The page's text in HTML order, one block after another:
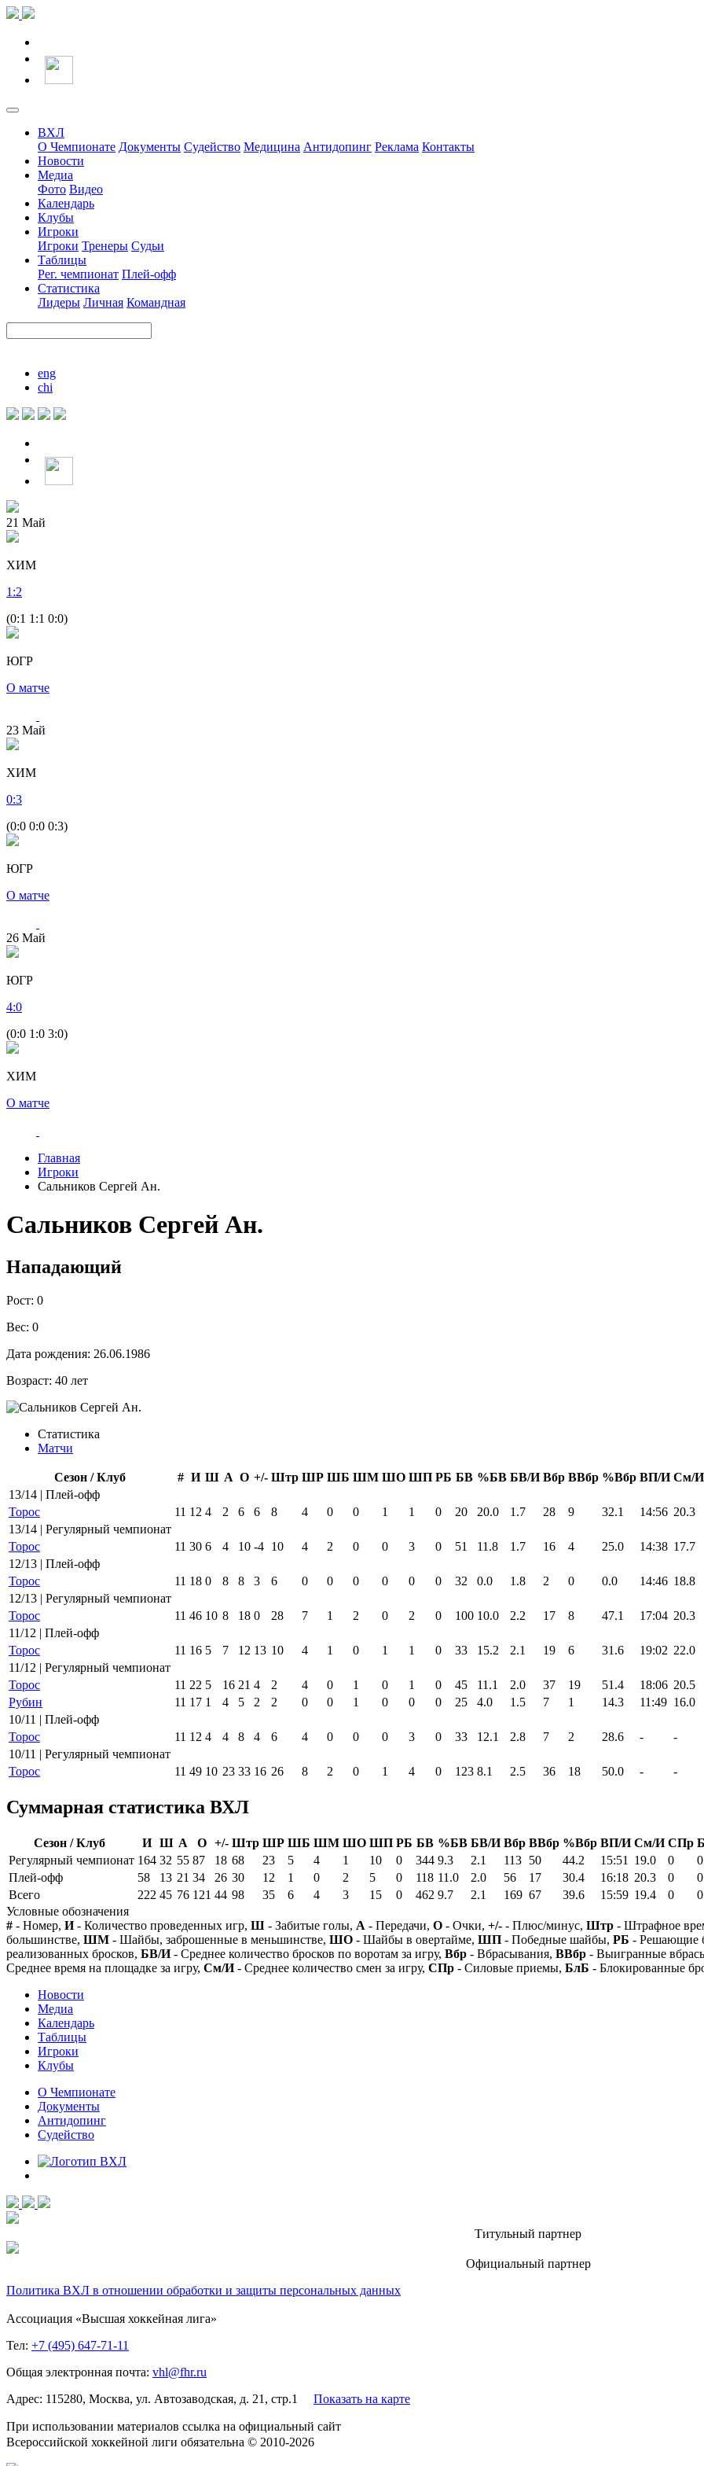
ВХЛ
О Чемпионате Документы Судейство Медицина Антидопинг Реклама Контакты
Новости
Медиа
Фото Видео
Календарь
Клубы
Игроки
Игроки Тренеры Судьи
Таблицы
Рег. чемпионат Плей-офф
Статистика
Лидеры Личная Командная
eng
chi
21 Май
ХИМ
1 :2
(0:1 1:1 0:0)
ЮГР
О матче
23 Май
ХИМ
0:3
(0:0 0:0 0:3)
ЮГР
О матче
26 Май
ЮГР
4:0
(0:0 1:0 3:0)
ХИМ
О матче
Главная
Игроки
Сальников Сергей Ан.
Сальников Сергей Ан.
Нападающий
Рост: 0
Вес: 0
Дата рождения: 26.06.1986
Возраст: 40 лет
Статистика
Матчи
Сезон / Клуб # И Ш А О +/- Штр ШР ШБ ШМ ШО ШП РБ БВ %БВ БВ/И Вбр ВВбр %Вбр ВП/И См/И
13/14 | Плей-офф
Торос
11 12 4 2 6 6 8 4 0 0 1 1 0 20 20.0 1.7 28 9 32.1 14:56 20.3
13/14 | Регулярный чемпионат
Торос
11 30 6 4 10 -4 10 4 2 0 0 3 0 51 11.8 1.7 16 4 25.0 14:38 17.7
12/13 | Плей-офф
Торос
11 18 0 8 8 3 6 0 0 0 0 0 0 32 0.0 1.8 2 0 0.0 14:46 18.8
12/13 | Регулярный чемпионат
Торос
11 46 10 8 18 0 28 7 1 2 0 2 0 100 10.0 2.2 17 8 47.1 17:04 20.3
11/12 | Плей-офф
Торос
11 16 5 7 12 13 10 4 1 0 1 1 0 33 15.2 2.1 19 6 31.6 19:02 22.0
11/12 | Регулярный чемпионат
Торос
11 22 5 16 21 4 2 4 0 1 0 1 0 45 11.1 2.0 37 19 51.4 18:06 20.5
Рубин
11 17 1 4 5 2 2 0 0 1 0 0 0 25 4.0 1.5 7 1 14.3 11:49 16.0
10/11 | Плей-офф
Торос
11 12 4 4 8 4 6 4 0 0 0 3 0 33 12.1 2.8 7 2 28.6 - -
10/11 | Регулярный чемпионат
Торос
11 49 10 23 33 16 26 8 2 0 1 4 0 123 8.1 2.5 36 18 50.0 - -
Суммарная статистика ВХЛ
Сезон / Клуб И Ш А О +/- Штр ШР ШБ ШМ ШО ШП РБ БВ %БВ БВ/И Вбр ВВбр %Вбр ВП/И См/И СПр
Регулярный чемпионат 164 32 55 87 18 68 23 5 4 1 10 0 344 9.3 2.1 113 50 44.2 15:51 19.0 0
0
Плей-офф
58 13 21 34 26 30 12 1 0 2 5 0 118 11.0 2.0 56 17 30.4 16:18 20.3 0
0
Всего
222 45 76 121 44 98 35 6 4 3 15 0 462 9.7 2.1 169 67 39.6 15:59 19.4 0
0
Условные обозначения
# - Номер, И- Количество проведенных игр, Ш - Забитые голы, А - Передачи, О - Очки, +/- - Плюс/минус, Штр - Штрафное
большинстве, ШМ - Шайбы, заброшенные в меньшинстве, ШО - Шайбы в овертайме, ШП - Победные шайбы, РБ - Решающие
реализованных бросков, БВ/И- Среднее количество бросков по воротам за игру, Вбр - Вбрасывания, ВВбр - Выигранные
Среднее время на площадке за игру, См/И- Среднее количество смен за игру, СПр - Силовые приемы, БлБ - Блокированные
Новости
Медиа
Календарь
Таблицы
Игроки
Клубы
О Чемпионате
Документы
Антидопинг
Судейство
Титульный партнер
Официальный партнер
Политика ВХЛ в отношении обработки и защиты персональных данных
Ассоциация «Высшая хоккейная лига»
Тел: +7 (495) 647-71-11
Общая электронная почта: vhl@fhr.ru
Адрес: 115280, Москва, ул. Автозаводская, д. 21, стр.1 Показать на карте
При использовании материалов ссылка на официальный сайт
Всероссийской хоккейной лиги обязательна © 2010-2026